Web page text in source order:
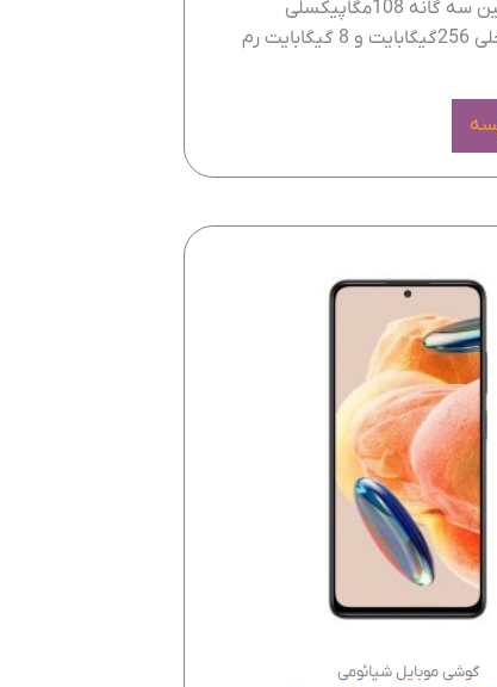
گانه 108مگاپیکسلی
رم
گوشی موبایل شیائومی